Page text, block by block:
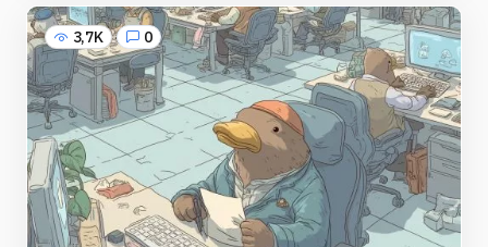
3,7K 0